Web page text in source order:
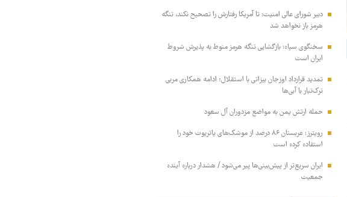
دبیر شورای عالی امنیت: تا آمریکا رفتارش را تصحیح نکند، تنگه
هرمز باز نخواهد شد
سخنگوی سپاه: بازگشایی تنگه هرمز منوط به پذیرش شروط
ایران است
تمدید قرارداد اوزجان بیزاتی با استقلال؛ ادامه همکاری مربی
ترک‌تبار با آبی‌ها
حمله ارتش یمن به مواضع مزدوران آل سعود
رویترز: عربستان ۸۶ درصد از موشک‌های پاتریوت خود را
استفاده کرده است
ایران سریع‌تر از پیش‌بینی‌ها پیر می‌شود / هشدار درباره آینده
جمعیت